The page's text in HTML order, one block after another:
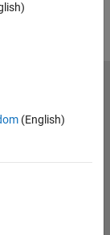
(English)